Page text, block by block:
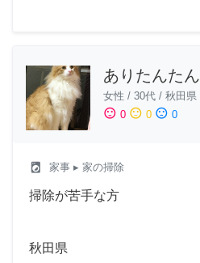
ありたんたん
女性 / 30代 / 秋田県
sentiment_satisfied 0 sentiment_neutral 0 sentiment_dissatisfied 0
local_laundry_service 家事 ▸ 家の掃除
掃除が苦手な方
秋田県